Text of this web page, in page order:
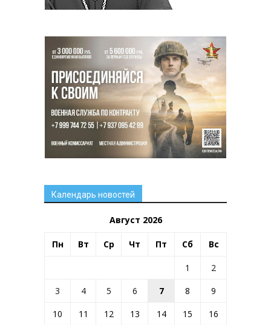
Календарь новостей
Август 2026
Пн Вт Ср Чт Пт Сб Вс
1
2
3
4 5 6 7 8
9
10
11 12 13 14 15
16